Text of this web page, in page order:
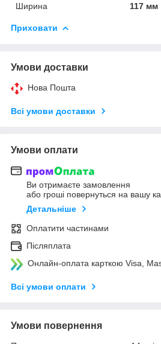
Ширина
117 мм
Приховати
Умови доставки
Нова Пошта
Всі умови доставки
Умови оплати
Ви отримаєте замовлення
або гроші повернуться на вашу
Детальніше
Оплатити частинами
Післяплата
Онлайн-оплата карткою Visa,
Всі умови оплати
Умови повернення